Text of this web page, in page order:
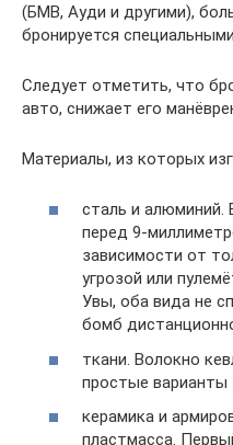
(БМВ, Ауди и другими),
бронируется
Следует отметить, что
авто, снижает его
Материалы, из которых
сталь и алюминий.
перед 9-
зависимости от
угрозой или
Увы, оба вида не
бомб
ткани. Волокно
простые
керамика и
пластмасса.